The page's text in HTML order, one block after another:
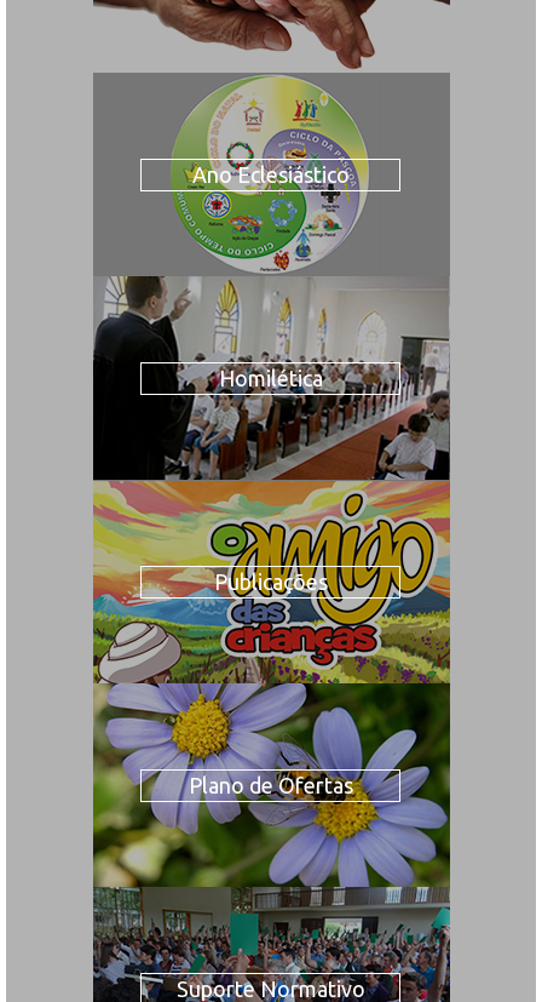
Ano Eclesiástico
Homilética
Publicações
Plano de Ofertas
Suporte Normativo